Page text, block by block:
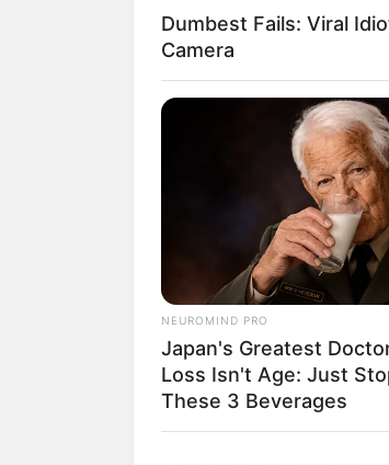
Dumbest Fails: Viral
Camera
NEUROMIND PRO
Japan's Greatest
Loss Isn't Age: Just
These 3 Beverages